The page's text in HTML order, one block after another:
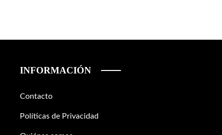
INFORMACIÓN
Contacto
Políticas de Privacidad